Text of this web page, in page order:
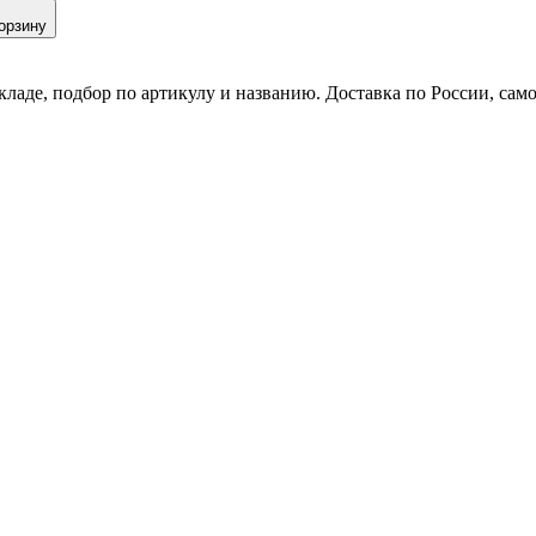
подбор по артикулу и названию. Доставка по России,